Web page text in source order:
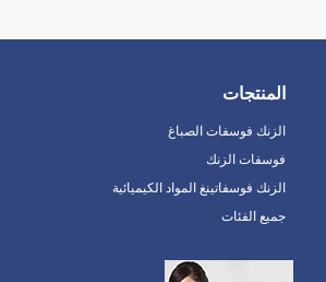
المنتجات
الزنك فوسفات الصباغ
فوسفات الزنك
الزنك فوسفاتينغ المواد الكيميائية
جميع الفئات